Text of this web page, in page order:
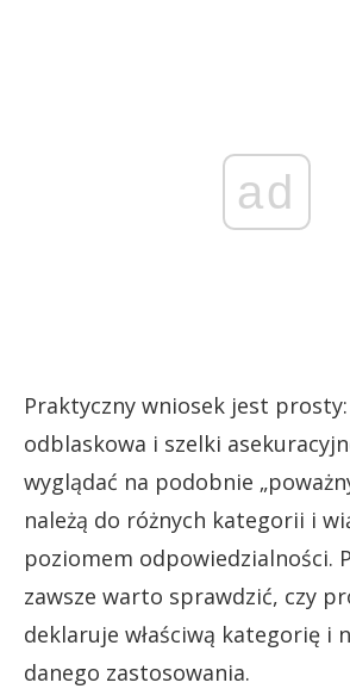
ad
Praktyczny wniosek jest
odblaskowa i szelki
wyglądać na podobnie
należą do różnych kategorii i
poziomem odpowiedzialności.
zawsze warto sprawdzić, czy
deklaruje właściwą kategorię i
danego zastosowania.